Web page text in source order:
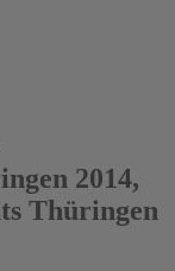
2014,
Thüringen